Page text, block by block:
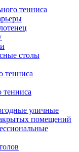
тенниса
столы
тенниса
тенниса
уличные
помещений